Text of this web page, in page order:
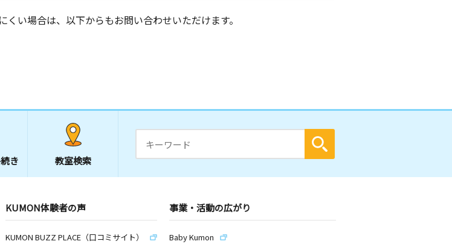
い場合は、以下からもお問い合わせいただけます。
き 教室検索
KUMON体験者の声
KUMON BUZZ PLACE（口コミサイト）
事業・活動の広がり
Baby Kumon